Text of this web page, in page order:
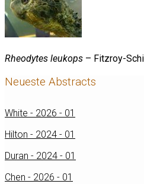
Rheodytes leukops – Fitzroy-
Neueste Abstracts
White - 2026 - 01
Hilton - 2024 - 01
Duran - 2024 - 01
Chen - 2026 - 01